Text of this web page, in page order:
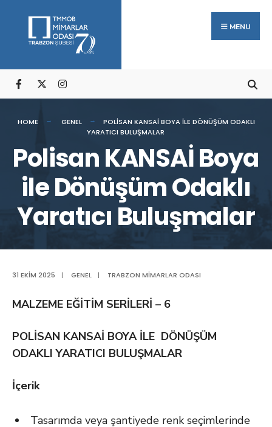
content
MENU
HOME GENEL
POLISAN KANSAİ BOYA ILE DÖNÜŞÜM ODAKLI
YARATICI BULUŞMALAR
Polisan KANSAİ Boya
ile Dönüşüm Odaklı
Yaratıcı Buluşmalar
31 EKIM 2025 | GENEL | TRABZON MIMARLAR ODASI
MALZEME EĞİTİM SERİLERİ – 6
POLİSAN KANSAİ BOYA İLE DÖNÜŞÜM
ODAKLI YARATICI BULUŞMALAR
İçerik
Tasarımda veya şantiyede renk seçimlerinde